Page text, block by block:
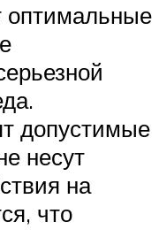
оптимальные
допустимые
несут
на
что